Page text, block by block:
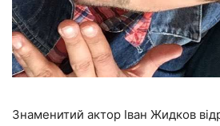
Знаменитий актор Іван Жидков